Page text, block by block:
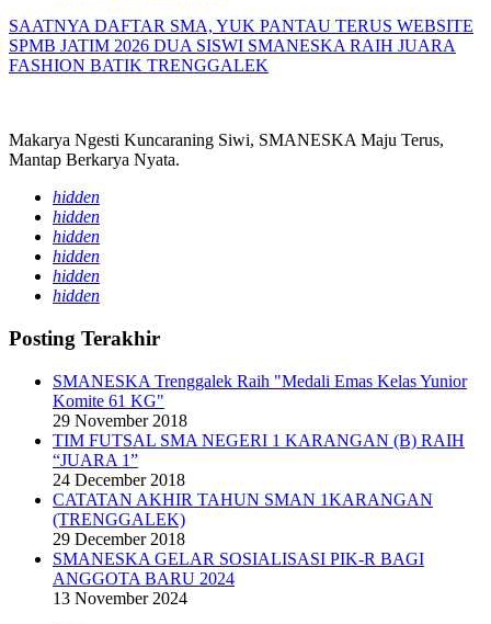
SAATNYA DAFTAR SMA, YUK PANTAU TERUS WEBSITE
SPMB JATIM 2026 DUA SISWI SMANESKA RAIH JUARA
FASHION BATIK TRENGGALEK
Makarya Ngesti Kuncaraning Siwi, SMANESKA Maju Terus,
Mantap Berkarya Nyata.
hidden
hidden
hidden
hidden
hidden
hidden
Posting Terakhir
SMANESKA Trenggalek Raih "Medali Emas Kelas Yunior
Komite 61 KG"
29 November 2018
TIM FUTSAL SMA NEGERI 1 KARANGAN (B) RAIH
“JUARA 1”
24 December 2018
CATATAN AKHIR TAHUN SMAN 1KARANGAN
(TRENGGALEK)
29 December 2018
SMANESKA GELAR SOSIALISASI PIK-R BAGI
ANGGOTA BARU 2024
13 November 2024